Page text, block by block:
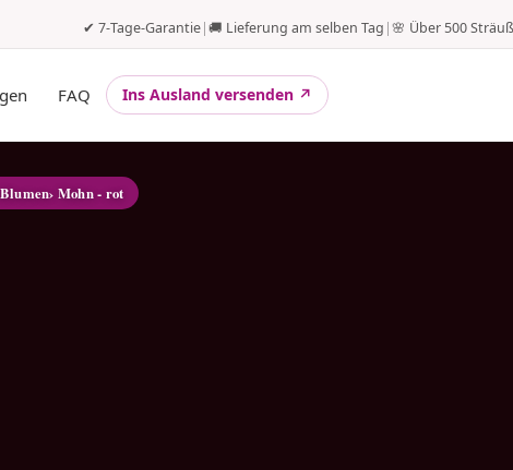
✔ 7-Tage-Garantie|🚚 Lieferung am selben Tag |🌸 Über 500
FAQ Ins Ausland versenden ↗
Blumen› Mohn - rot